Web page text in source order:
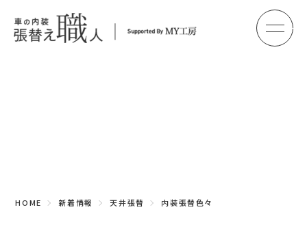
メ
HOME 新着情報 天井張替 内装張替色々